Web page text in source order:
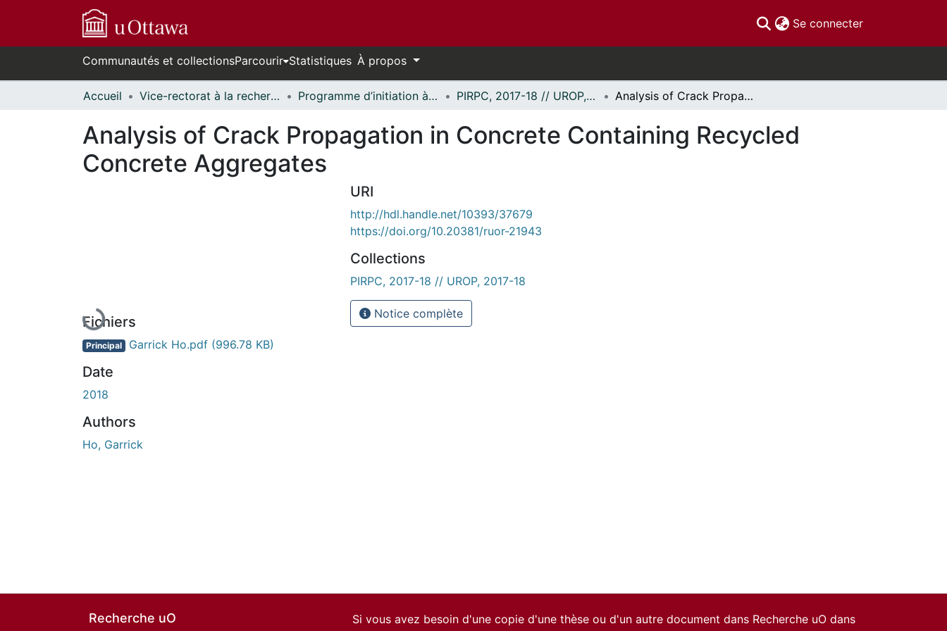
Se connecter(current)
Communautés et collectionsParcourir Statistiques À propos
Accueil Vice-rectorat à la recherche // Office of the V-P, Research Programme d’initiation à la recherche au premier cycle (PIRPC) // Undergraduate Research Opportunity Program (UROP) PIRPC, 2017-18 // UROP, 2017-18 Analysis of Crack Propagation in Concrete Containing Recycled Concrete Aggregates
Analysis of Crack Propagation in Concrete Containing Recycled
Concrete Aggregates
En cours de chargement...
Fichiers
Principal Garrick Ho.pdf (996.78 KB)
Date
2018
Authors
Ho, Garrick
URI
http://hdl.handle.net/10393/37679
https://doi.org/10.20381/ruor-21943
Collections
PIRPC, 2017-18 // UROP, 2017-18
Notice complète
Recherche uO
Si vous avez besoin d'une copie d'une thèse ou d'un autre document dans Recherche uO dans